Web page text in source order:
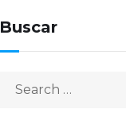
Buscar